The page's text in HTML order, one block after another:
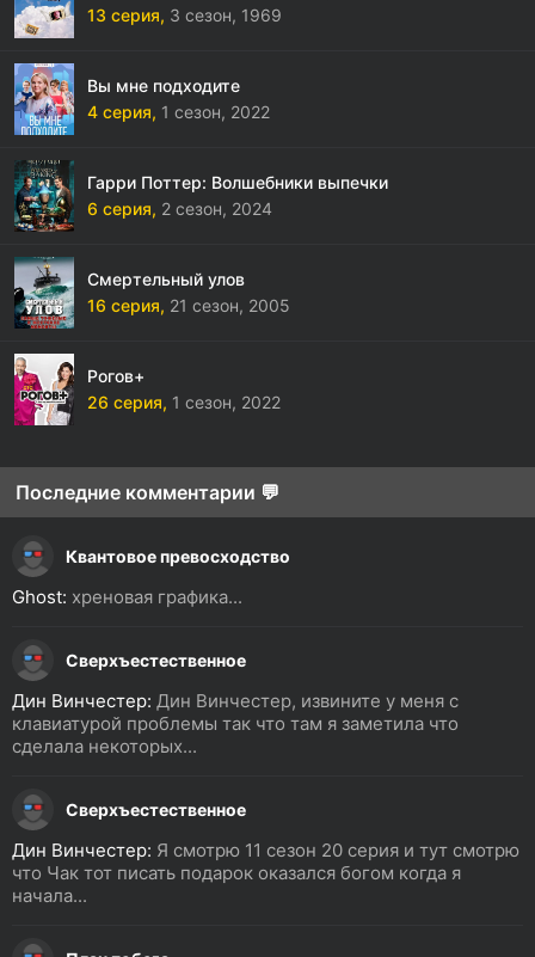
13 серия, 3 сезон, 1969
Вы мне подходите
4 серия, 1 сезон, 2022
Гарри Поттер: Волшебники выпечки
6 серия, 2 сезон, 2024
Смертельный улов
16 серия, 21 сезон, 2005
Рогов+
26 серия, 1 сезон, 2022
Последние комментарии 💬
Квантовое превосходство
Ghost: хреновая графика...
Сверхъестественное
Дин Винчестер: Дин Винчестер, извините у меня с
клавиатурой проблемы так что там я заметила что
сделала некоторых...
Сверхъестественное
Дин Винчестер: Я смотрю 11 сезон 20 серия и тут смотрю
что Чак тот писать подарок оказался богом когда я
начала...